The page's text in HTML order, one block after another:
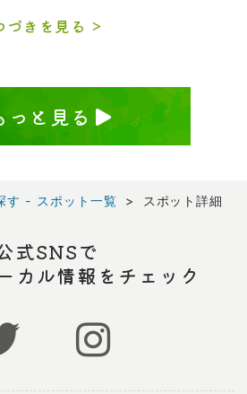
づきを見る
っと見る
す - スポット一覧 スポット詳細
式SNSで
カル情報をチェック